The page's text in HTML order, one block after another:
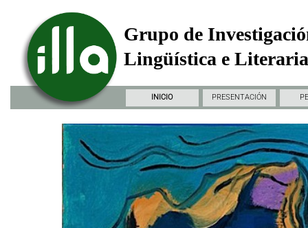
Grupo de
Lingüística e
INICIO PRESENTACIÓN